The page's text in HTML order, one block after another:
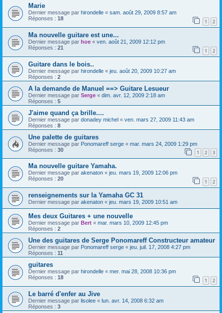
Marie
Dernier message par hirondelle « sam. août 29, 2009 8:57 am
Réponses : 18 1 2
Ma nouvelle guitare est une...
Dernier message par hoe « ven. août 21, 2009 12:12 pm
Réponses : 21 1 2
Guitare dans le bois..
Dernier message par hirondelle « jeu. août 20, 2009 10:27 am
Réponses : 2
A la demande de Manuel ==> Guitare Lesueur
Dernier message par Serge « dim. avr. 12, 2009 2:18 am
Réponses : 5
J'aime quand ça brille....
Dernier message par donadey michel « ven. mars 27, 2009 11:43 am
Réponses : 8
Une palette de guitares
Dernier message par Ponomareff serge « mar. mars 24, 2009 1:29 pm
Réponses : 30 1 2 3
Ma nouvelle guitare Yamaha.
Dernier message par akenaton « jeu. mars 19, 2009 12:06 pm
Réponses : 20 1 2
renseignements sur la Yamaha GC 31
Dernier message par akenaton « jeu. mars 19, 2009 10:51 am
Mes deux Guitares + une nouvelle
Dernier message par Bert « mar. mars 10, 2009 12:45 pm
Réponses : 2
Une des guitares de Serge Ponomareff Constructeur amateur
Dernier message par Ponomareff serge « jeu. juil. 17, 2008 4:27 pm
Réponses : 11
guitares
Dernier message par hirondelle « mer. mai 28, 2008 10:36 pm
Réponses : 18 1 2
Le barré d'enfer au Jive
Dernier message par lisolee « lun. avr. 14, 2008 6:32 am
Réponses : 3